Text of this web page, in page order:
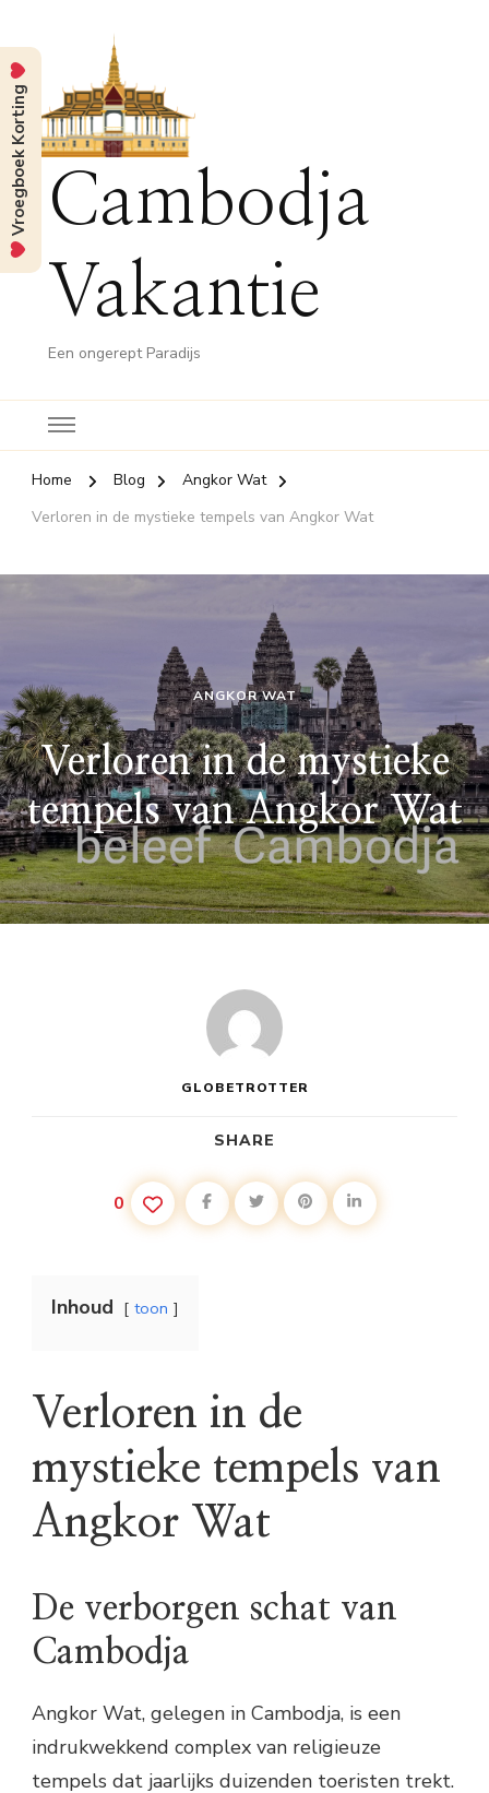
Cambodja
Vakantie
Een ongerept Paradijs
Home Blog
Angkor Wat
Verloren in de mystieke tempels van Angkor Wat
ANGKOR WAT
Verloren in de mystieke
tempels van Angkor Wat
GLOBETROTTER
SHARE
0
Inhoud toon
Verloren in de
mystieke tempels van
Angkor Wat
De verborgen schat van
Cambodja
Angkor Wat, gelegen in Cambodja, is een
indrukwekkend complex van religieuze
tempels dat jaarlijks duizenden toeristen trekt.
Vroegboek Korting